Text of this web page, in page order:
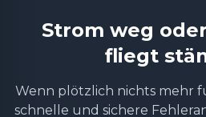
Strom weg
fliegt
Wenn plötzlich nichts mehr
schnelle und sichere